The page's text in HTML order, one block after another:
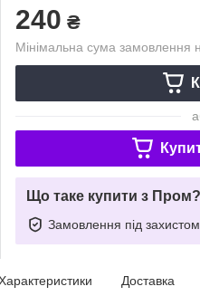
240 ₴
Мінімальна сума замовлення
Що таке купити з Пром?
Замовлення під захистом
Доставка